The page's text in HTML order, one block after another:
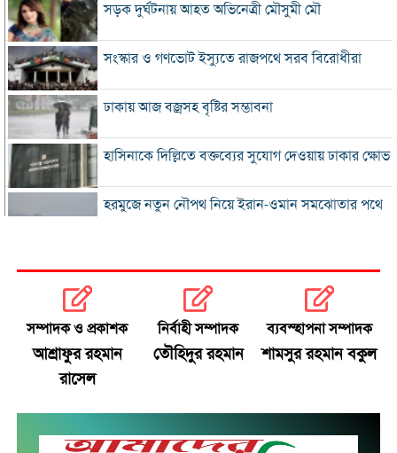
সড়ক দুর্ঘটনায় আহত অভিনেত্রী মৌসুমী মৌ
সংস্কার ও গণভোট ইস্যুতে রাজপথে সরব বিরোধীরা
ঢাকায় আজ বজ্রসহ বৃষ্টির সম্ভাবনা
হাসিনাকে দিল্লিতে বক্তব্যের সুযোগ দেওয়ায় ঢাকার ক্ষোভ
হরমুজে নতুন নৌপথ নিয়ে ইরান-ওমান সমঝোতার পথে
ভুল স্বীকার করে ক্ষমা চাইল ফিফা
স্বর্ণের ভরি বাড়ল প্রায় ১০ হাজার টাকা
সম্পাদক ও প্রকাশক
আশ্রাফুর রহমান
রাসেল
নির্বাহী সম্পাদক
তৌহিদুর রহমান
ব্যবস্হাপনা সম্পাদক
শামসুর রহমান বকুল